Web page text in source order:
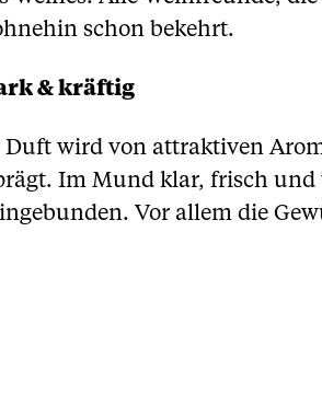
schon bekehrt.
& kräftig
wird von attraktiven
Im Mund klar, frisch
Vor allem die